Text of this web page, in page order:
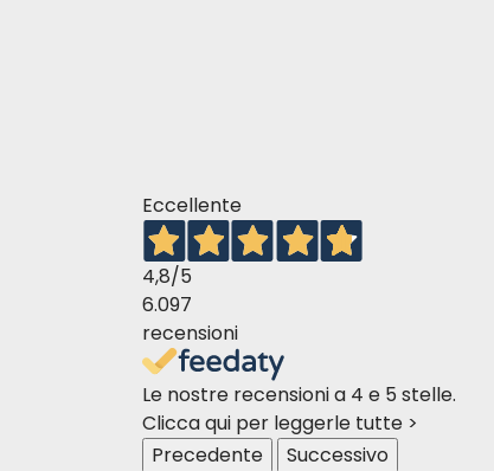
Eccellente
4,8/5
6.097
recensioni
Le nostre recensioni a 4 e 5 stelle.
Clicca qui per leggerle tutte >
Precedente
Successivo